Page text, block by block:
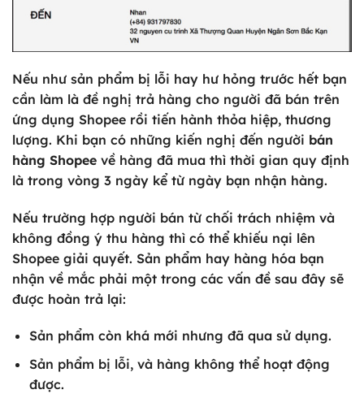
Nếu như sản phẩm bị lỗi hay hư hỏng trước hết bạn
cần làm là đề nghị trả hàng cho người đã bán trên
ứng dụng Shopee rồi tiến hành thỏa hiệp, thương
lượng. Khi bạn có những kiến nghị đến người bán
hàng Shopee về hàng đã mua thì thời gian quy định
là trong vòng 3 ngày kể từ ngày bạn nhận hàng.
Nếu trường hợp người bán từ chối trách nhiệm và
không đồng ý thu hàng thì có thể khiếu nại lên
Shopee giải quyết. Sản phẩm hay hàng hóa bạn
nhận về mắc phải một trong các vấn đề sau đây sẽ
được hoàn trả lại:
Sản phẩm còn khá mới nhưng đã qua sử dụng.
Sản phẩm bị lỗi, và hàng không thể hoạt động
được.